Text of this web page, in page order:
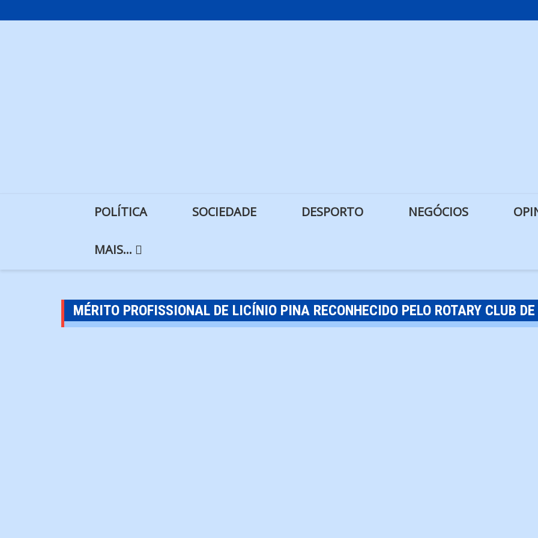
to
POLÍTICA SOCIEDADE DESPORTO NEGÓCIOS
MAIS…
MÉRITO PROFISSIONAL DE LICÍNIO PINA RECONHECIDO PELO ROTARY CLUB